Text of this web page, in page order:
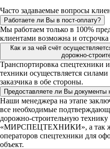
Часто задаваемые вопросы
Работаете ли Вы в пост-оплату?
Мы работаем только в 100%
клиентами возможна и
Как и за чей счёт
дорожно-
Транспортировка спецтехники
техники осуществляется
заказчика в обе стороны.
Предоставляете ли Вы документы
Наши менеджера на этапе
все необходимые
дорожно-строительную
«МИРСПЕЦТЕХНИКИ», а так
операторов спецтехники для
объект.